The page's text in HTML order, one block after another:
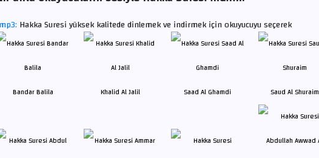
Hakka Suresi yüksek kalitede dinlemek ve indirmek için okuyucuyu seçerek
Bandar Balila Khalid Al Jalil Saad Al Ghamdi Saud Al Shuraim